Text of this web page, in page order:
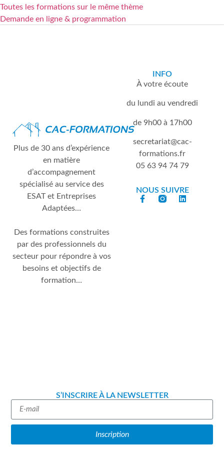
Toutes les formations sur le même thème
Demande en ligne & programmation
Plus de 30 ans d’expérience
en matière
d’accompagnement
spécialisé au service des
ESAT et Entreprises
Adaptées…
Des formations construites
par des professionnels du
secteur pour répondre à vos
besoins et objectifs de
formation…
INFO
À votre écoute
du lundi au vendredi
de 9h00 à 17h00
secretariat
cac-
formations.fr
05 63 94 74 79
NOUS SUIVRE
S’INSCRIRE À LA NEWSLETTER
Inscription